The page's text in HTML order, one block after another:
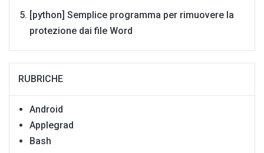
[python] Semplice programma per rimuovere la
protezione dai file Word
RUBRICHE
Android
Applegrad
Bash